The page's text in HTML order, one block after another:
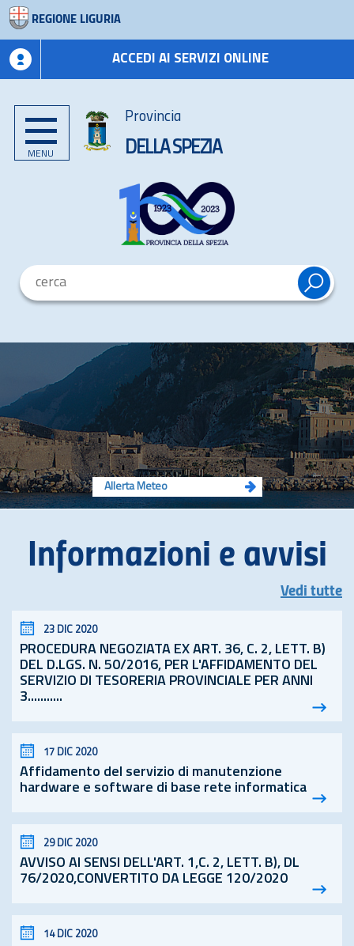
REGIONE LIGURIA
ACCEDI AI SERVIZI ONLINE
MENU
Provincia
DELLA SPEZIA
Allerta Meteo
Informazioni e avvisi
Vedi tutte
23 DIC 2020
PROCEDURA NEGOZIATA EX ART. 36, C. 2, LETT. B)
DEL D.LGS. N. 50/2016, PER L'AFFIDAMENTO DEL
SERVIZIO DI TESORERIA PROVINCIALE PER ANNI
3...........
17 DIC 2020
Affidamento del servizio di manutenzione
hardware e software di base rete informatica
29 DIC 2020
AVVISO AI SENSI DELL'ART. 1,C. 2, LETT. B), DL
76/2020,CONVERTITO DA LEGGE 120/2020
14 DIC 2020